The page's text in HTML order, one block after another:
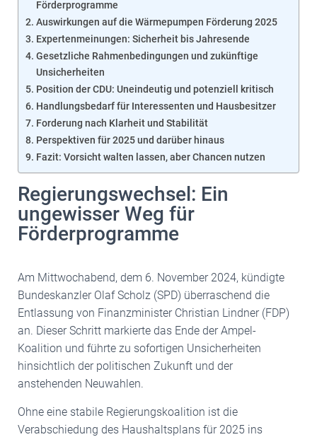
Förderprogramme
Auswirkungen auf die Wärmepumpen Förderung 2025
Expertenmeinungen: Sicherheit bis Jahresende
Gesetzliche Rahmenbedingungen und zukünftige
Unsicherheiten
Position der CDU: Uneindeutig und potenziell kritisch
Handlungsbedarf für Interessenten und Hausbesitzer
Forderung nach Klarheit und Stabilität
Perspektiven für 2025 und darüber hinaus
Fazit: Vorsicht walten lassen, aber Chancen nutzen
Regierungswechsel: Ein
ungewisser Weg für
Förderprogramme
Am Mittwochabend, dem 6. November 2024, kündigte
Bundeskanzler Olaf Scholz (SPD) überraschend die
Entlassung von Finanzminister Christian Lindner (FDP)
an. Dieser Schritt markierte das Ende der Ampel-
Koalition und führte zu sofortigen Unsicherheiten
hinsichtlich der politischen Zukunft und der
anstehenden Neuwahlen.
Ohne eine stabile Regierungskoalition ist die
Verabschiedung des Haushaltsplans für 2025 ins